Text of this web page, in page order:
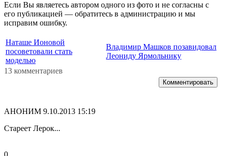
Если Вы являетесь автором одного из фото и не согласны с
его публикацией — обратитесь в администрацию и мы
исправим ошибку.
Наташе Ионовой
посоветовали стать
моделью
Владимир Машков позавидовал
Леониду Ярмольнику
13 комментариев
Комментировать
АНОНИМ 9.10.2013 15:19
Стареет Лерок...